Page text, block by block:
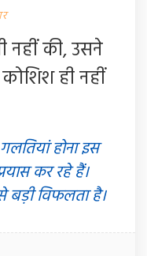
की, उसने
ही नहीं
होना इस
कर रहे हैं।
विफलता है।